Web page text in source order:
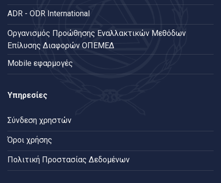
ADR - ODR International
Oργανισμός Προώθησης Εναλλακτικών Μεθόδων
Επίλυσης Διαφορών ΟΠΕΜΕΔ
Mobile εφαρμογές
Υπηρεσίες
Σύνδεση χρηστών
Όροι χρήσης
Πολιτική Προστασίας Δεδομένων